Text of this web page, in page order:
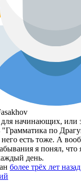
для начинающих, или
"Грамматика по
есть тоже. А
я понял,
день.
более трёх лет назад